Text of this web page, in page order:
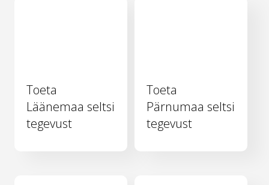
Toeta
Läänemaa seltsi
tegevust
Toeta
Pärnumaa seltsi
tegevust